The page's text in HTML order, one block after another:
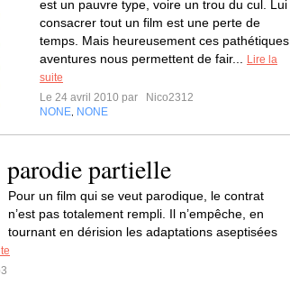
est un pauvre type, voire un trou du cul. Lui
consacrer tout un film est une perte de
temps. Mais heureusement ces pathétiques
aventures nous permettent de fair...
Lire la
suite
Le 24 avril 2010 par
Nico2312
NONE NONE
partielle
Pour un film qui se veut parodique, le contrat
n’est pas totalement rempli. Il n’empêche, en
tournant en dérision les adaptations aseptisées